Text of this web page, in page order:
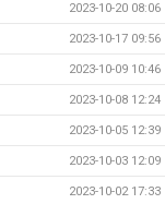
2023-10-20 08:06
2023-10-17 09:56
2023-10-09 10:46
2023-10-08 12:24
2023-10-05 12:39
2023-10-03 12:09
2023-10-02 17:33